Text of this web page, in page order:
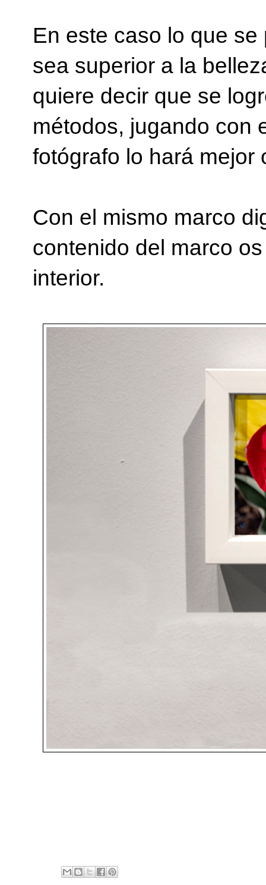
En este caso lo que
sea superior a la
quiere decir que se
métodos, jugando con
fotógrafo lo hará
Con el mismo marco
contenido del marco
interior.